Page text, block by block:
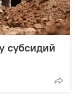
субсидий